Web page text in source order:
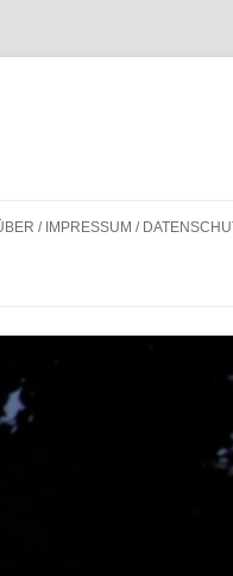
/ IMPRESSUM /